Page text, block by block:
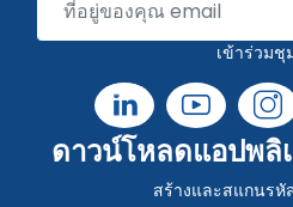
เข้าร่วม
ดาวน์โหลดแอปพลิ
สร้างและสแกนรหั